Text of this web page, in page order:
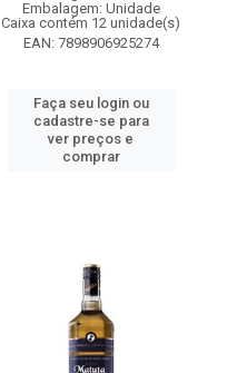
Embalagem: Unidade
Caixa contém 12 unidade(s)
EAN: 7898906925274
Faça seu login ou
cadastre-se para
ver preços e
comprar